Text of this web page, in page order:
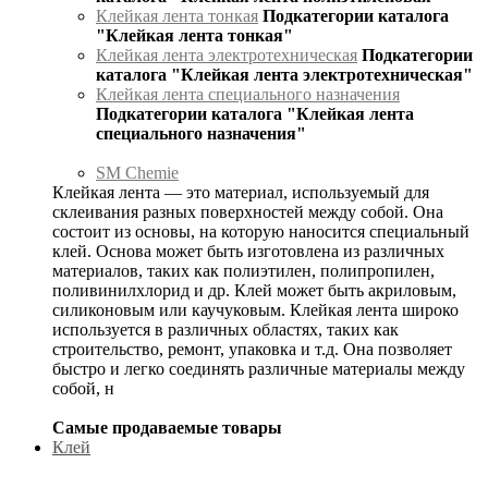
Клейкая лента тонкая Подкатегории каталога
"Клейкая лента тонкая"
Клейкая лента электротехническая Подкатегории
каталога "Клейкая лента электротехническая"
Клейкая лента специального назначения
Подкатегории каталога "Клейкая лента
специального назначения"
SM Chemie
Клейкая лента — это материал, используемый для
склеивания разных поверхностей между собой. Она
состоит из основы, на которую наносится специальный
клей. Основа может быть изготовлена из различных
материалов, таких как полиэтилен, полипропилен,
поливинилхлорид и др. Клей может быть акриловым,
силиконовым или каучуковым. Клейкая лента широко
используется в различных областях, таких как
строительство, ремонт, упаковка и т.д. Она позволяет
быстро и легко соединять различные материалы между
собой, н
Самые продаваемые товары
Клей